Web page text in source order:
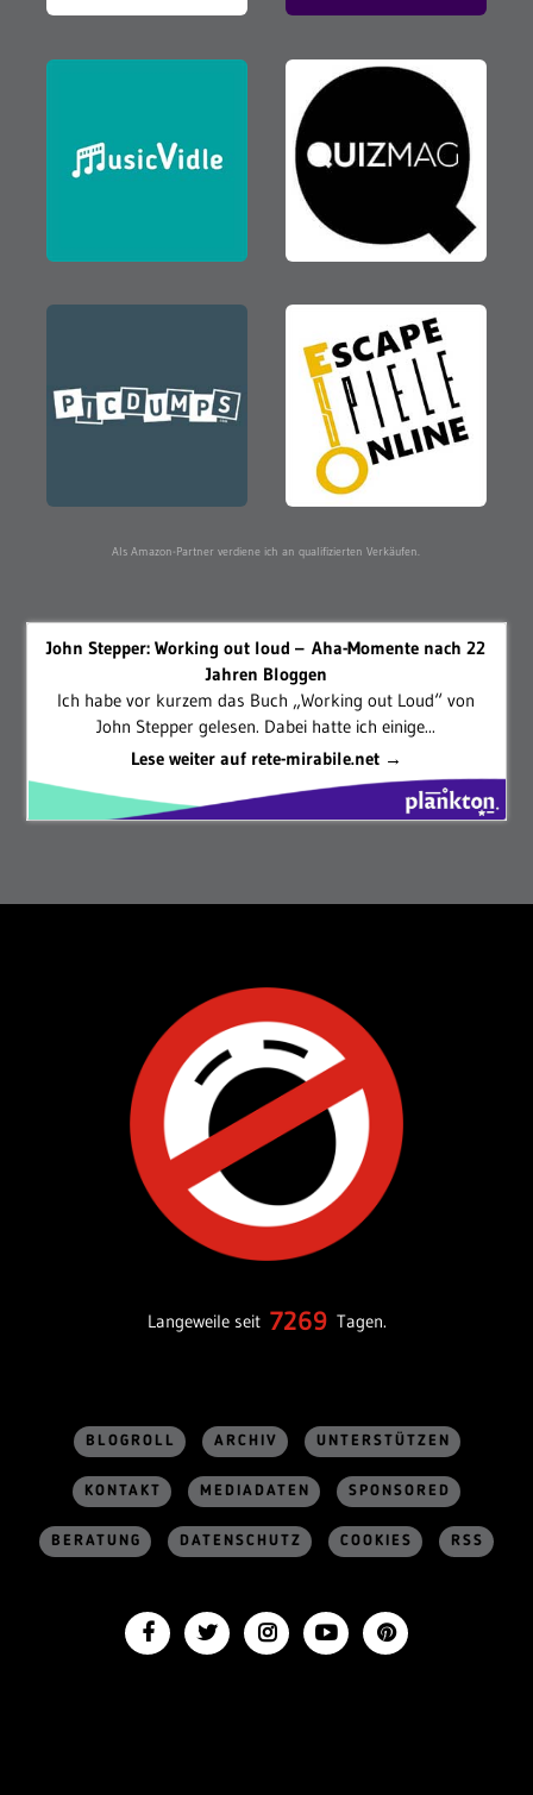
Als Amazon-Partner verdiene ich an qualifizierten Verkäufen.
John Stepper: Working out loud – Aha-Momente nach 22
Jahren Bloggen
Ich habe vor kurzem das Buch „Working out Loud“ von
John Stepper gelesen. Dabei hatte ich einige...
Lese weiter auf rete-mirabile.net →
Langeweile seit 7269 Tagen.
BLOGROLL ARCHIV UNTERSTÜTZEN
KONTAKT MEDIADATEN SPONSORED
BERATUNG DATENSCHUTZ COOKIES RSS